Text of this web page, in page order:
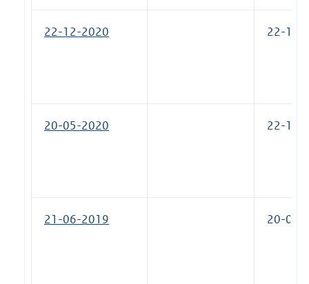
22-12-2020 22-12-
20-05-2020 22-12-
21-06-2019 20-05-